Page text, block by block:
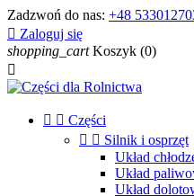
Zadzwoń do nas: +48
 Zaloguj się
shopping_cart Koszyk (0)

  Części
  Silnik i osprzęt
Układ
Układ
Układ